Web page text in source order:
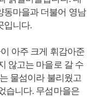
동마을과 더불어 영남
입니다.
아주 크게 휘감아준
않고는 마을로 갈 수
물섬이라 불리웠고
습니다. 무섬마을은